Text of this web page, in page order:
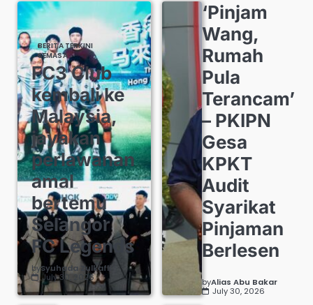
BERITA TERKINI
SEMASA
FC3 Club
kembali ke
Malaysia,
jayakan
perlawanan
amal
bertemu
Selangor
FC Legends
bySyuhada Zulkafli
July 30, 2026
‘Pinjam
Wang,
Rumah
Pula
Terancam’
– PKIPN
Gesa
KPKT
Audit
Syarikat
Pinjaman
Berlesen
byAlias Abu Bakar
July 30, 2026